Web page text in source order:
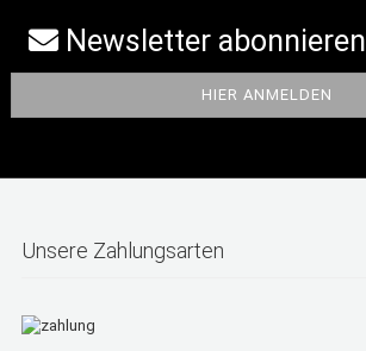
Newsletter abonnieren
Unsere Zahlungsarten